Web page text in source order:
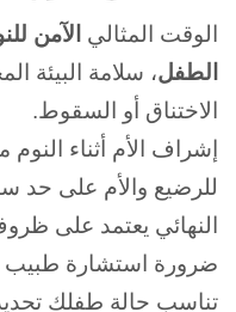
الوقت المثالي الآمن
الطفل، سلامة البيئة
الاختناق أو السقوط.
إشراف الأم أثناء النوم
للرضيع والأم على حد
النهائي يعتمد على
ضرورة استشارة طبيب
تناسب حالة طفلك